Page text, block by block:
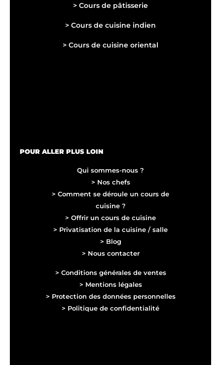
> Cours de pâtisserie
> Cours de cuisine indien
> Cours de cuisine oriental
POUR ALLER PLUS LOIN
Qui sommes-nous ?
> Nos chefs
> Comment se déroule un cours de
cuisine ?
> Offrir un cours de cuisine
> Privatisation de la cuisine / salle
> Blog
> Nous contacter
> Conditions générales de ventes
> Mentions légales
> Protection des données personnelles
> Politique de confidentialité